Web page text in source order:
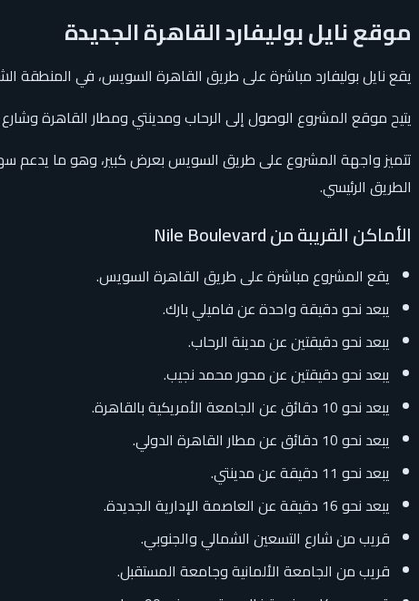
موقع نايل بوليفارد القاهرة الجديدة
يقع نايل بوليفارد مباشرة على طريق القاهرة السويس، في المنطقة
يتيح موقع المشروع الوصول إلى الرحاب ومدينتي ومطار القاهرة
تتميز واجهة المشروع على طريق السويس بعرض كبير، وهو ما يدعم
الطريق الرئيسي.
الأماكن القريبة من Nile Boulevard
يقع المشروع مباشرة على طريق القاهرة السويس.
يبعد نحو دقيقة واحدة عن فاميلي بارك.
يبعد نحو دقيقتين عن مدينة الرحاب.
يبعد نحو دقيقتين عن محور محمد نجيب.
يبعد نحو 10 دقائق عن الجامعة الأمريكية بالقاهرة.
يبعد نحو 10 دقائق عن مطار القاهرة الدولي.
يبعد نحو 11 دقيقة عن مدينتي.
يبعد نحو 16 دقيقة عن العاصمة الإدارية الجديدة.
قريب من شارع التسعين الشمالي والجنوبي.
قريب من الجامعة الألمانية وجامعة المستقبل.